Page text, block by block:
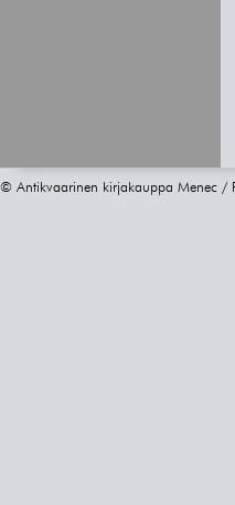
© Antikvaarinen kirjakauppa Menec /